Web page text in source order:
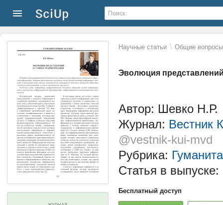
Научные статьи \ Общие вопросы
Эволюция
Автор: Шевко Н.Р.
Журнал: Вестник
@vestnik-kui-mvd
Рубрика:
Статья в выпуске:
Бесплатный доступ